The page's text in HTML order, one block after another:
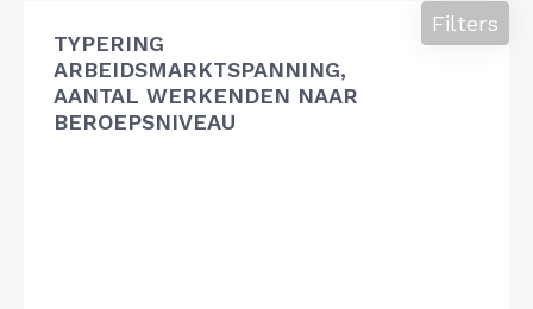
TYPERING
ARBEIDSMARKTSPANNING,
AANTAL WERKENDEN NAAR
BEROEPSNIVEAU
Filters